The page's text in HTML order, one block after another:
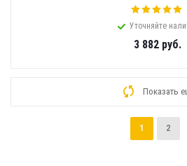
Уточняйте
3 882руб.
Показать
1 2